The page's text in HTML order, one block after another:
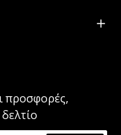
προσφορές,